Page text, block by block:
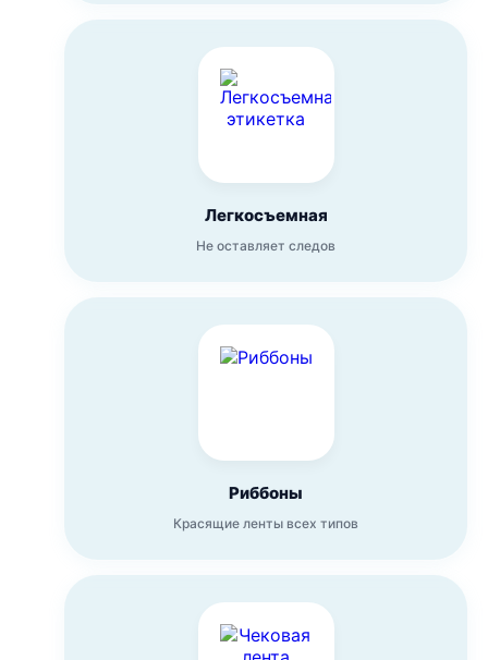
Легкосъемная
Не оставляет следов
Риббоны
Красящие ленты всех типов